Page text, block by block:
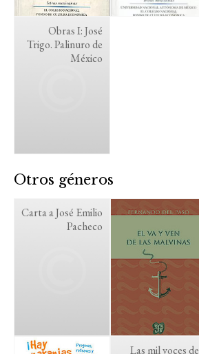
Obras I: José
Trigo. Palinuro de
México
Otros géneros
Carta a José Emilio
Pacheco
Las mil voces de